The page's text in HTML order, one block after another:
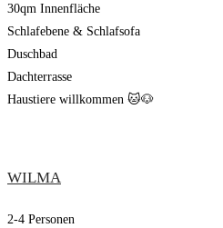
30qm Innenfläche
Schlafebene & Schlafsofa
Duschbad
Dachterrasse
Haustiere willkommen 🐱🐶
WILMA
2-4 Personen